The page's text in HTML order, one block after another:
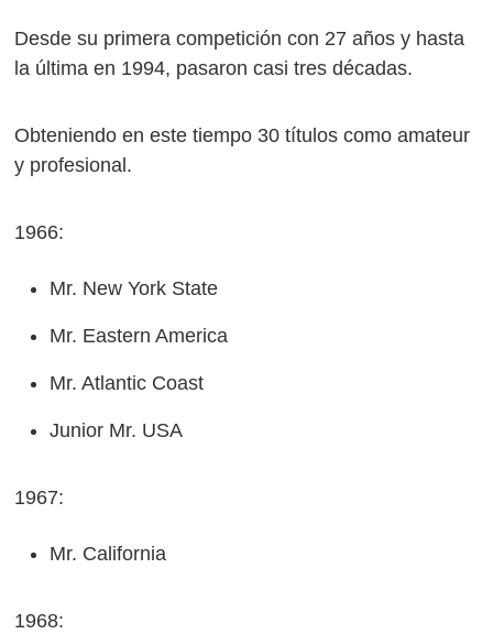
Desde su primera competición con 27 años y hasta
la última en 1994, pasaron casi tres décadas.
Obteniendo en este tiempo 30 títulos como amateur
y profesional.
1966:
Mr. New York State
Mr. Eastern America
Mr. Atlantic Coast
Junior Mr. USA
1967:
Mr. California
1968: